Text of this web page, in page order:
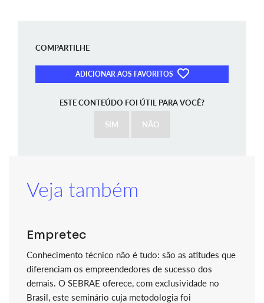
COMPARTILHE
ADICIONAR AOS FAVORITOS
ESTE CONTEÚDO FOI ÚTIL PARA VOCÊ?
SIM NÃO
Veja também
Empretec
Conhecimento técnico não é tudo: são as atitudes que
diferenciam os empreendedores de sucesso dos
demais. O SEBRAE oferece, com exclusividade no
Brasil, este seminário cuja metodologia foi